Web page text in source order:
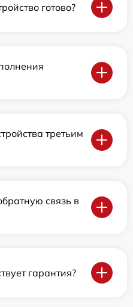
готово?
третьим
связь в
гарантия?